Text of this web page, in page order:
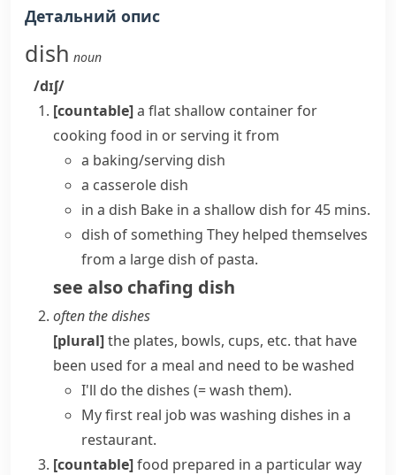
Детальний опис
dish noun
/dɪʃ/
[countable]a flat shallow container for
cooking food in or serving it from
a baking/serving dish
a casserole dish
in a dish Bake in a shallow dish for 45 mins.
dish of something They helped themselves
from a large dish of pasta.
see also chafing dish
often the dishes
[plural]the plates, bowls, cups, etc. that have
been used for a meal and need to be washed
I'll do the dishes (= wash them).
My first real job was washing dishes in a
restaurant.
[countable]food prepared in a particular way